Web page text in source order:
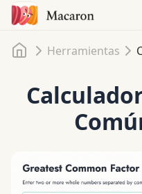
InicioHerramientas